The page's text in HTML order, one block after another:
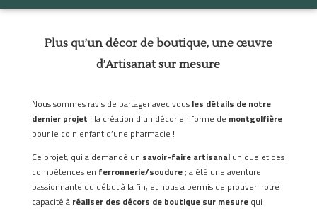
Plus qu’un décor de boutique, une œuvre
d’Artisanat sur mesure
Nous sommes ravis de partager avec vous les détails de notre
dernier projet : la création d’un décor en forme de montgolfière
pour le coin enfant d’une pharmacie !
Ce projet, qui a demandé un savoir-faire artisanalunique et des
compétences en ferronnerie/soudure; a été une aventure
passionnante du début à la fin, et nous a permis de prouver notre
capacité à réaliser des décors de boutique sur mesurequi